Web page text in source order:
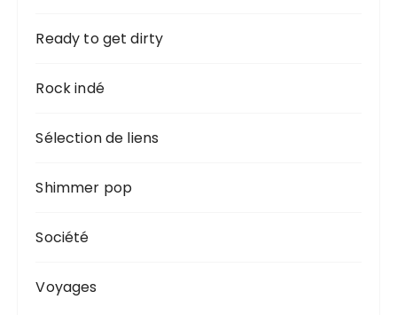
Ready to get dirty
Rock indé
Sélection de liens
Shimmer pop
Société
Voyages